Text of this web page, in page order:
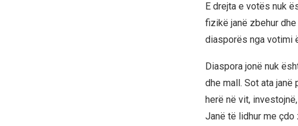
E drejta e votës nuk
fizikë janë zbehur
diasporës nga votimi
Diaspora jonë nuk
dhe mall. Sot ata
herë në vit,
Janë të lidhur me